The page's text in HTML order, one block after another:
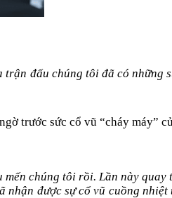
đấu chúng tôi đã có những
trước sức cổ vũ “cháy máy”
chúng tôi rồi. Lần này
được sự cổ vũ cuồng